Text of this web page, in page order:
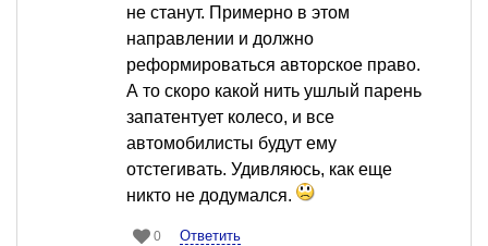
не станут. Примерно в этом
направлении и должно
реформироваться авторское право.
А то скоро какой нить ушлый парень
запатентует колесо, и все
автомобилисты будут ему
отстегивать. Удивляюсь, как еще
никто не додумался.
0 Ответить